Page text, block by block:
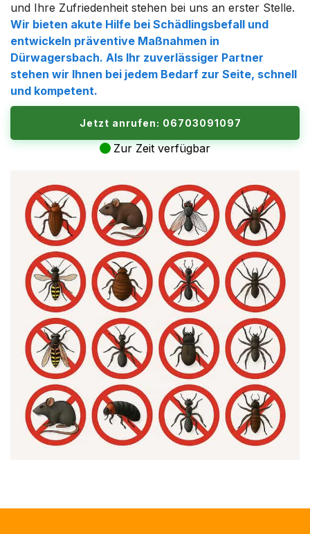
und Ihre Zufriedenheit stehen bei uns an erster Stelle.
Wir bieten akute Hilfe bei Schädlingsbefall und
entwickeln präventive Maßnahmen in
Dürwagersbach. Als Ihr zuverlässiger Partner
stehen wir Ihnen bei jedem Bedarf zur Seite, schnell
und kompetent.
Jetzt anrufen: 06703091097
Zur Zeit verfügbar